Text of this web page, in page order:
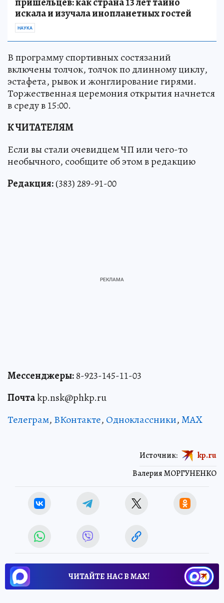
искала и изучала инопланетных гостей
НАУКА
В программу спортивных состязаний
включены толчок, толчок по длинному циклу,
эстафета, рывок и жонглирование гирями.
Торжественная церемония открытия начнется
в среду в 15:00.
К ЧИТАТЕЛЯМ
Если вы стали очевидцем ЧП или чего-то
необычного, сообщите об этом в редакцию
Редакция:(383) 289-91-00
Мессенджеры:8-923-145-11-03
Почтаkp.nsk@phkp.ru
Телеграм, ВКонтакте, Одноклассники,MAX
Валерия МОРГУНЕНКО
Источник: kp.ru
ЧИТАЙТЕ НАС В МАХ!